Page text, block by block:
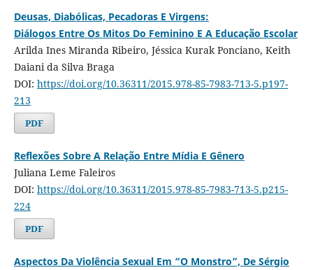
Deusas, Diabólicas, Pecadoras E Virgens:
Diálogos Entre Os Mitos Do Feminino E A Educação Escolar
Arilda Ines Miranda Ribeiro, Jéssica Kurak Ponciano, Keith
Daiani da Silva Braga
DOI: https://doi.org/10.36311/2015.978-85-7983-713-5.p197-
213
PDF
Reflexões Sobre A Relação Entre Mídia E Gênero
Juliana Leme Faleiros
DOI: https://doi.org/10.36311/2015.978-85-7983-713-5.p215-
224
PDF
Aspectos Da Violência Sexual Em “O Monstro”, De Sérgio